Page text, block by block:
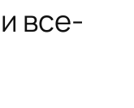
все-